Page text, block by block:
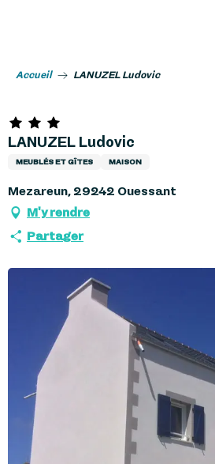
Accueil LANUZEL Ludovic
LANUZEL Ludovic
MEUBLÉS ET GÎTES MAISON
Mezareun, 29242 Ouessant
M'y rendre
Partager